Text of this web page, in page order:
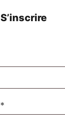
S’inscrire
*